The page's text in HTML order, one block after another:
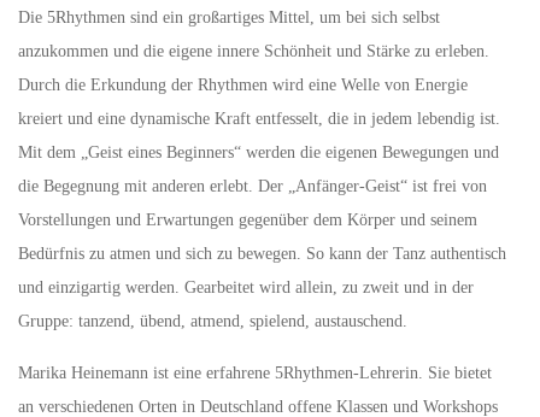
Die 5Rhythmen sind ein großartiges Mittel, um bei sich selbst
anzukommen und die eigene innere Schönheit und Stärke zu erleben.
Durch die Erkundung der Rhythmen wird eine Welle von Energie
kreiert und eine dynamische Kraft entfesselt, die in jedem lebendig ist.
Mit dem „Geist eines Beginners“ werden die eigenen Bewegungen und
die Begegnung mit anderen erlebt. Der „Anfänger-Geist“ ist frei von
Vorstellungen und Erwartungen gegenüber dem Körper und seinem
Bedürfnis zu atmen und sich zu bewegen. So kann der Tanz authentisch
und einzigartig werden. Gearbeitet wird allein, zu zweit und in der
Gruppe: tanzend, übend, atmend, spielend, austauschend.
Marika Heinemann ist eine erfahrene 5Rhythmen-Lehrerin. Sie bietet
an verschiedenen Orten in Deutschland offene Klassen und Workshops